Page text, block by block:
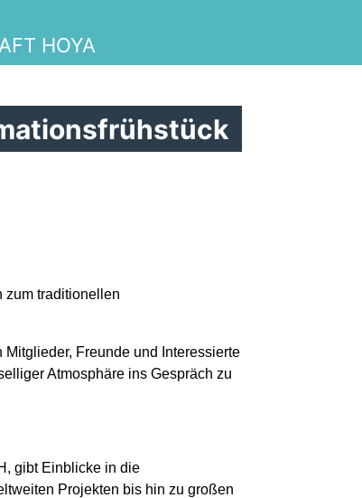
HOYA
Links
bei der CDU der
bei der Frauen
zum traditionellen
Freunde und Interessierte
Atmosphäre ins Gespräch zu
gibt Einblicke in die
Projekten bis hin zu großen